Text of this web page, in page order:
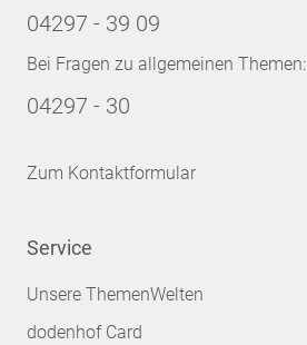
04297 - 39 09
Bei Fragen zu allgemeinen Themen:
04297 - 30
Zum Kontaktformular
Service
Unsere ThemenWelten
dodenhof Card